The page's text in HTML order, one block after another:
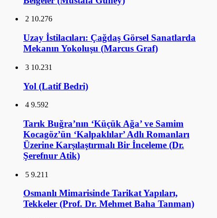
2 10.276
Uzay İstilacıları: Çağdaş Görsel Sanatlarda
Mekanın Yokoluşu (Marcus Graf)
3 10.231
Yol (Latif Bedri)
4 9.592
Tarık Buğra’nın ‘Küçük Ağa’ ve Samim
Kocagöz’ün ‘Kalpaklılar’ Adlı Romanları
Üzerine Karşılaştırmalı Bir İnceleme (Dr.
Şerefnur Atik)
5 9.211
Osmanlı Mimarisinde Tarikat Yapıları,
Tekkeler (Prof. Dr. Mehmet Baha Tanman)